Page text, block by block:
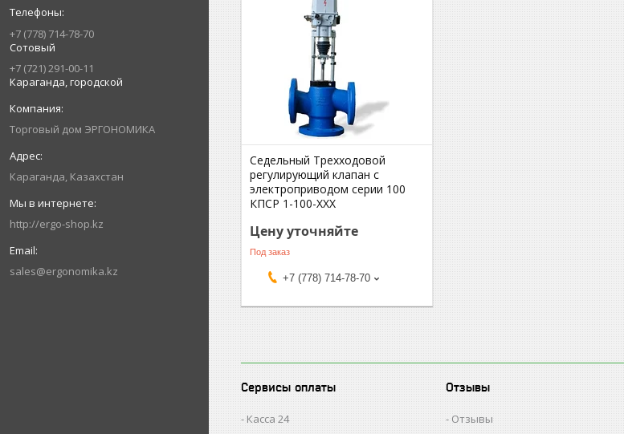
+7 (778) 714-78-70
Сотовый
+7 (721) 291-00-11
Караганда, городской
Торговый дом ЭРГОНОМИКА
Караганда, Казахстан
http://ergo-shop.kz
sales@ergonomika.kz
Седельный Трехходовой
регулирующий клапан с
электроприводом серии 100
КПСР 1-100-ХХХ
Цену уточняйте
Под заказ
+7 (778) 714-78-70
Сервисы оплаты
Касса 24
Отзывы
Отзывы